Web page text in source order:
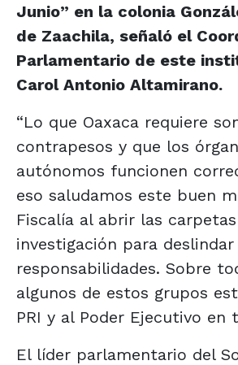
Junio” en la colonia
de Zaachila, señaló el
Parlamentario de este
Carol Antonio Altamirano.
“Lo que Oaxaca requiere
contrapesos y que los
autónomos funcionen
eso saludamos este buen
Fiscalía al abrir las
investigación para deslindar
responsabilidades. Sobre
algunos de estos grupos
PRI y al Poder Ejecutivo en
El líder parlamentario del